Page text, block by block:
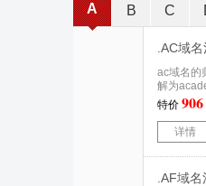
A B C
.AC域
ac域名的
解为
特价 906
详情
.AF域